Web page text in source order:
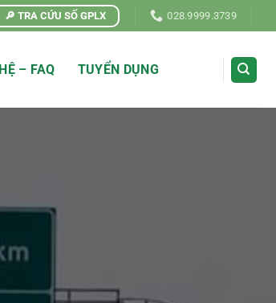
🔎 TRA CỨU SỐ GPLX 028.9999.3739
– FAQ TUYỂN DỤNG